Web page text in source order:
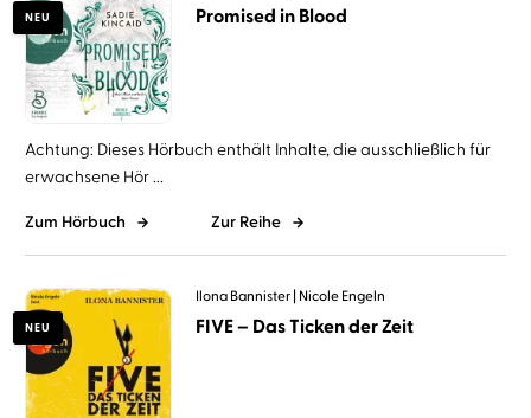
NEU Promised in Blood
Achtung: Dieses Hörbuch enthält Inhalte, die ausschließlich für
erwachsene Hör ...
Zum Hörbuch Zur Reihe
NEU
Ilona Bannister Nicole Engeln
FIVE – Das Ticken der Zeit